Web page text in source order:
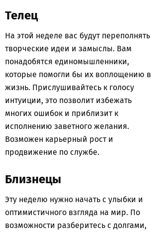
Телец
На этой неделе вас будут переполнять
творческие идеи и замыслы. Вам
понадобятся единомышленники,
которые помогли бы их воплощению в
жизнь. Прислушивайтесь к голосу
интуиции, это позволит избежать
многих ошибок и приблизит к
исполнению заветного желания.
Возможен карьерный рост и
продвижение по службе.
Близнецы
Эту неделю нужно начать с улыбки и
оптимистичного взгляда на мир. По
возможности разберитесь с долгами,